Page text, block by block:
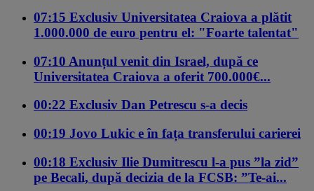
07:15 Exclusiv Universitatea Craiova a plătit
1.000.000 de euro pentru el: "Foarte talentat"
07:10 Anunțul venit din Israel, după ce
Universitatea Craiova a oferit 700.000€...
00:22 Exclusiv Dan Petrescu s-a decis
00:19 Jovo Lukic e în fața transferului carierei
00:18 Exclusiv Ilie Dumitrescu l-a pus ”la zid”
pe Becali, după decizia de la FCSB: ”Te-ai...